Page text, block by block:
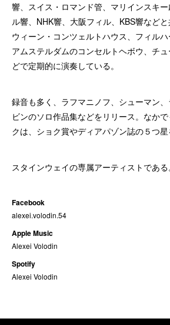
響、スイス・ロマンド管、マリインスキ
ル響、NHK響、大阪フィル、KBS響などと
ウィーン・コンツェルトハウス、フィルハ
アムステルダムのコンセルトヘボウ、チ
どで定期的に演奏している。
録音も多く、ラフマニノフ、シューマン
ビンのソロ作品集などをリリース。なか
クは、ショク賞やディアパゾン誌の５つ星
スタインウェイの専属アーティストである
Facebook
alexei.volodin.54
Apple Music
Alexei Volodin
Spotify
Alexei Volodin